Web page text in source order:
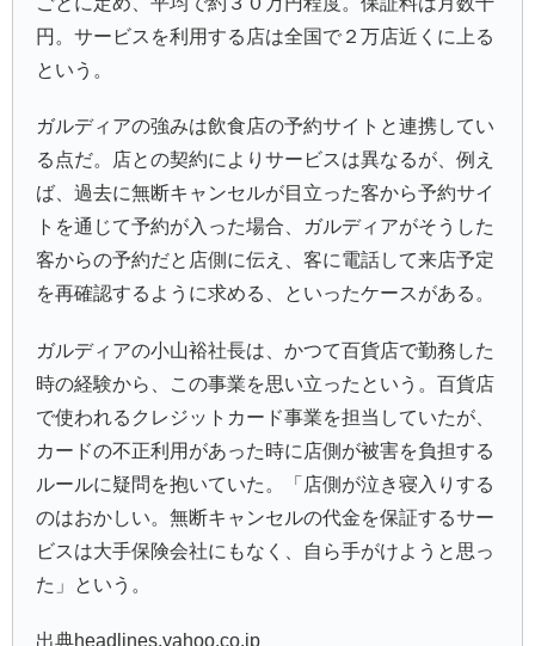
円。サービスを利用する店は全国で２万店近くに上る
という。
ガルディアの強みは飲食店の予約サイトと連携してい
る点だ。店との契約によりサービスは異なるが、例え
ば、過去に無断キャンセルが目立った客から予約サイ
トを通じて予約が入った場合、ガルディアがそうした
客からの予約だと店側に伝え、客に電話して来店予定
を再確認するように求める、といったケースがある。
ガルディアの小山裕社長は、かつて百貨店で勤務した
時の経験から、この事業を思い立ったという。百貨店
で使われるクレジットカード事業を担当していたが、
カードの不正利用があった時に店側が被害を負担する
ルールに疑問を抱いていた。「店側が泣き寝入りする
のはおかしい。無断キャンセルの代金を保証するサー
ビスは大手保険会社にもなく、自ら手がけようと思っ
た」という。
出典headlines.yahoo.co.jp